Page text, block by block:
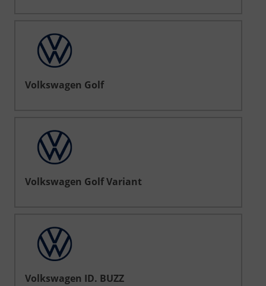
Volkswagen Golf
Volkswagen Golf Variant
Volkswagen ID. BUZZ